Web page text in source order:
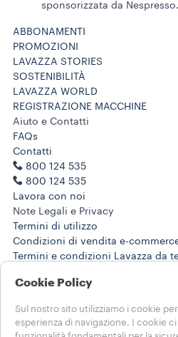
sponsorizzata da Nespresso.
ABBONAMENTI
PROMOZIONI
LAVAZZA STORIES
SOSTENIBILITÀ
LAVAZZA WORLD
REGISTRAZIONE MACCHINE
Aiuto e Contatti
FAQs
Contatti
800 124 535
800 124 535
Lavora con noi
Note Legali e Privacy
Termini di utilizzo
Condizioni di vendita e-
Termini e condizioni Lavazza da
SCEGLI IL TUO PAESE
ITALIA
ITALIA
Cookie Policy
Sul nostro sito utilizziamo i cookie
esperienza di navigazione. I cookie